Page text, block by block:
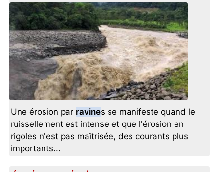
Une érosion par ravines se manifeste quand le
ruissellement est intense et que l'érosion en
rigoles n'est pas maîtrisée, des courants plus
importants...